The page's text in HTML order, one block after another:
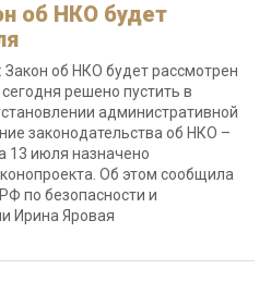
об НКО будет
об НКО будет рассмотрен
решено пустить в
административной
законодательства об НКО –
13 июля назначено
Об этом сообщила
по безопасности и
Ирина Яровая